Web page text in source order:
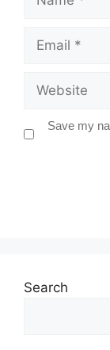
Save my
Search